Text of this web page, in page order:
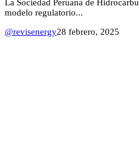
La Sociedad Peruana de
modelo regulatorio...
@revisenergy28 febrero, 2025